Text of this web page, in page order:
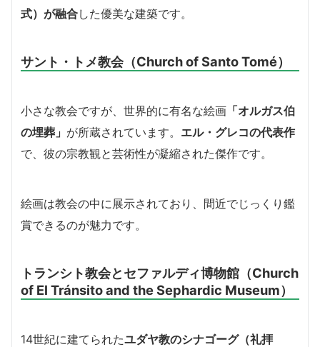
式）が融合した優美な建築です。
サント・トメ教会（Church of Santo Tomé）
小さな教会ですが、世界的に有名な絵画 「オルガス伯
の埋葬」 が所蔵されています。 エル・グレコの代表作
で、彼の宗教観と芸術性が凝縮された傑作です。
絵画は教会の中に展示されており、間近でじっくり鑑
賞できるのが魅力です。
トランシト教会とセファルディ博物館（Church
of El Tránsito and the Sephardic Museum）
14世紀に建てられたユダヤ教のシナゴーグ（礼拝